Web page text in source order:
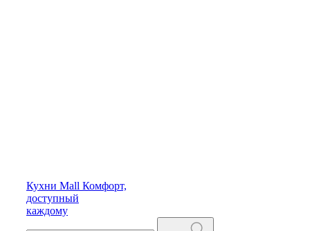
Кухни Mall Комфорт,
доступный
каждому